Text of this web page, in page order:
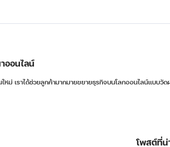
ออนไลน์
หม่ เราได้ช่วยลูกค้ามากมายขยายธุรกิจบนโลกออนไลน์แบบวั
โพสต์ที่น่